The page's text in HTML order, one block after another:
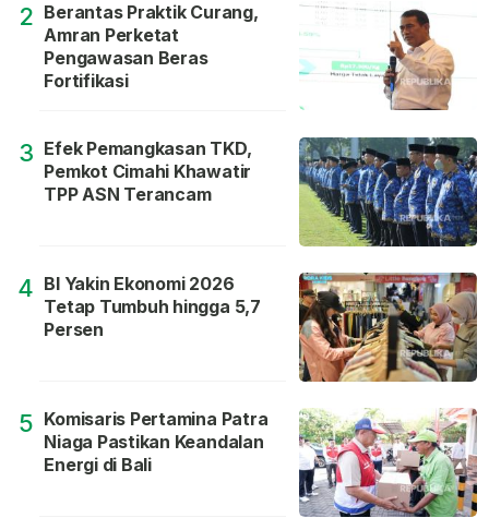
2 Berantas Praktik Curang,
Amran Perketat
Pengawasan Beras
Fortifikasi
3 Efek Pemangkasan TKD,
Pemkot Cimahi Khawatir
TPP ASN Terancam
4 BI Yakin Ekonomi 2026
Tetap Tumbuh hingga 5,7
Persen
5 Komisaris Pertamina Patra
Niaga Pastikan Keandalan
Energi di Bali